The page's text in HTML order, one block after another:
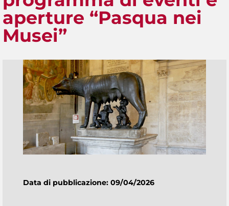
aperture “Pasqua nei
Musei”
Data di pubblicazione: 09/04/2026